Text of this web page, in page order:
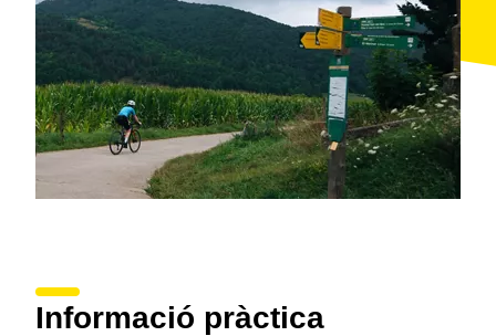
Camprodon
Informació pràctica